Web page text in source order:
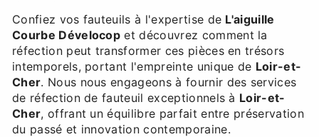
Confiez vos fauteuils à l'expertise de L'aiguille
Courbe Dévelocop et découvrez comment la
réfection peut transformer ces pièces en trésors
intemporels, portant l'empreinte unique de Loir-et-
Cher. Nous nous engageons à fournir des services
de réfection de fauteuil exceptionnels à Loir-et-
Cher, offrant un équilibre parfait entre préservation
du passé et innovation contemporaine.